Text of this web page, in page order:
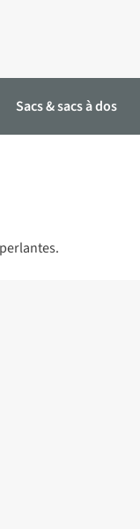
Sacs & sacs à dos